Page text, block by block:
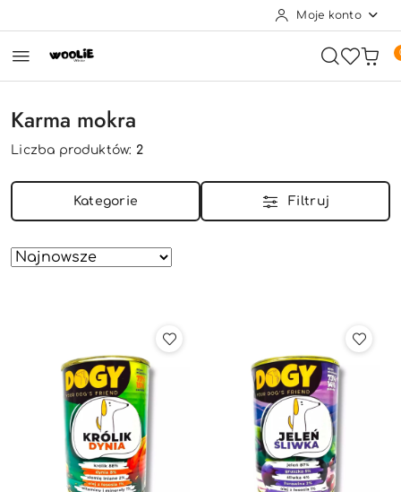
Moje konto
Karma mokra
Liczba produktów: 2
Kategorie Filtruj
Zastosowano
Sortuj